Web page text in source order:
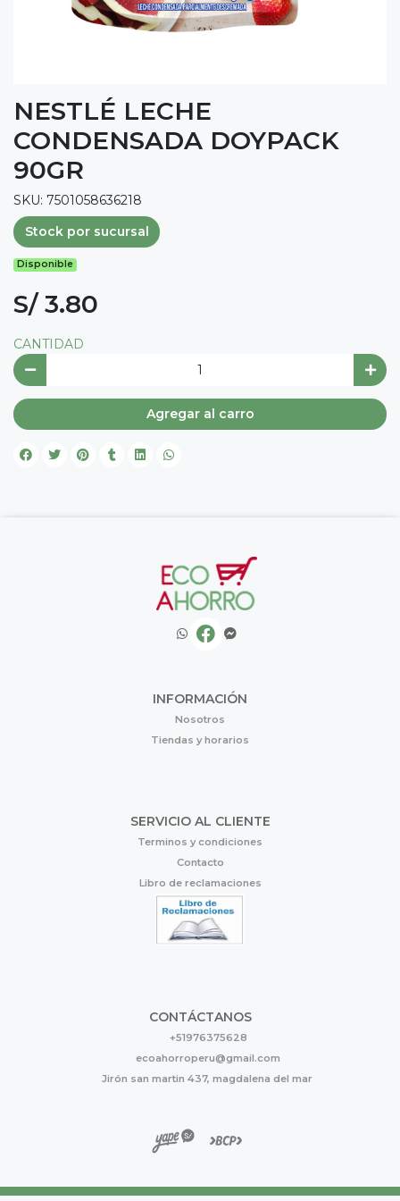
NESTLÉ LECHE
CONDENSADA DOYPACK
90GR
SKU: 7501058636218
Stock por sucursal
Disponible
S/ 3.80
CANTIDAD
Agregar al carro
INFORMACIÓN
Nosotros
Tiendas y horarios
SERVICIO AL CLIENTE
Terminos y condiciones
Contacto
Libro de reclamaciones
CONTÁCTANOS
+51976375628
ecoahorroperu@gmail.com
Jirón san martin 437, magdalena del mar